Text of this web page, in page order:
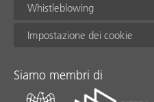
Whistleblowing
Impostazione dei cookie
Siamo membri di